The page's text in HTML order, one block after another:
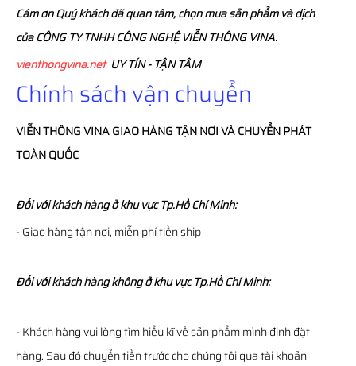
Cám ơn Quý khách đã quan tâm, chọn mua sản phẩm và dịch
của CÔNG TY TNHH CÔNG NGHỆ VIỄN THÔNG VINA.
vienthongvina.netUY TÍN - TẬN TÂM
Chính sách vận chuyển
VIỄN THÔNGVINAGIAO HÀNG TẬN NƠI VÀ CHUYỂN PHÁT
TOÀN QUỐC
Đối với khách hàng ở khu vực Tp.Hồ Chí Minh:
- Giao hàng tận nơi, miễn phí tiền ship
Đối với khách hàng không ở khu vực Tp.Hồ Chí Minh:
- Khách hàng vui lòng tìm hiểu kĩ về sản phẩm mình định đặt
hàng. Sau đó chuyển tiền trước cho chúng tôi qua tài khoản